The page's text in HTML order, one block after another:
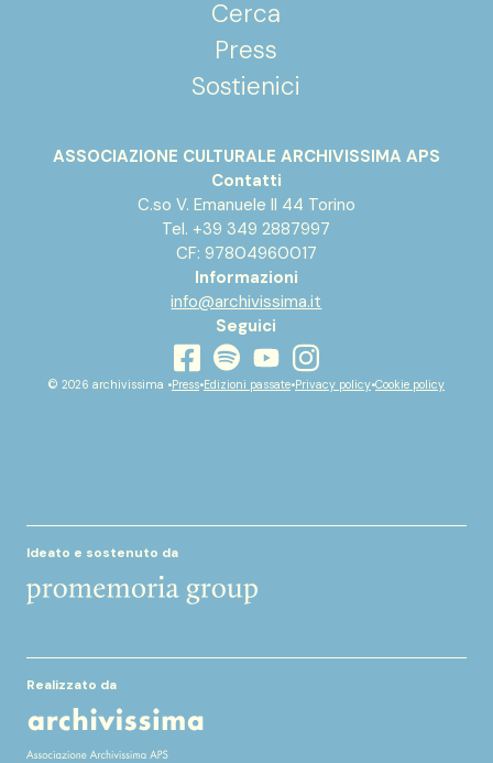
Cerca
Press
Sostienici
ASSOCIAZIONE CULTURALE ARCHIVISSIMA APS
Contatti
C.so V. Emanuele II 44 Torino
Tel. +39 349 2887997
CF: 97804960017
Informazioni
info@archivissima.it
Seguici
facebook
spotifyyoutubeinstagram
© 2026 archivissima •Press•Edizioni passate•Privacy policy•Cookie policy
Ideato e sostenuto da
Realizzato da